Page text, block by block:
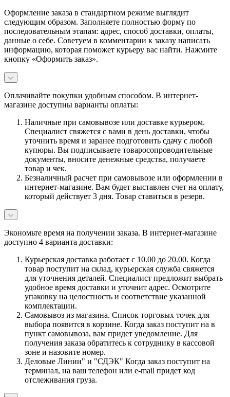
Оформление заказа в стандартном режиме выглядит
следующим образом. Заполняете полностью форму по
последовательным этапам: адрес, способ доставки, оплаты,
данные о себе. Советуем в комментарии к заказу написать
информацию, которая поможет курьеру вас найти. Нажмите
кнопку «Оформить заказ».
Оплачивайте покупки удобным способом. В интернет-
магазине доступны варианты оплаты:
Наличные при самовывозе или доставке курьером.
Специалист свяжется с вами в день доставки, чтобы
уточнить время и заранее подготовить сдачу с любой
купюры. Вы подписываете товаросопроводительные
документы, вносите денежные средства, получаете
товар и чек.
Безналичный расчет при самовывозе или оформлении в
интернет-магазине. Вам будет выставлен счет на оплату,
который действует 3 дня. Товар ставиться в резерв.
Экономьте время на получении заказа. В интернет-магазине
доступно 4 варианта доставки:
Курьерская доставка работает с 10.00 до 20.00. Когда
товар поступит на склад, курьерская служба свяжется
для уточнения деталей. Специалист предложит выбрать
удобное время доставки и уточнит адрес. Осмотрите
упаковку на целостность и соответствие указанной
комплектации.
Самовывоз из магазина. Список торговых точек для
выбора появится в корзине. Когда заказ поступит на в
пункт самовывоза, вам придет уведомление. Для
получения заказа обратитесь к сотруднику в кассовой
зоне и назовите номер.
Деловые Линии" и "СДЭК" Когда заказ поступит на
терминал, на ваш телефон или e-mail придет код
отслеживания груза.